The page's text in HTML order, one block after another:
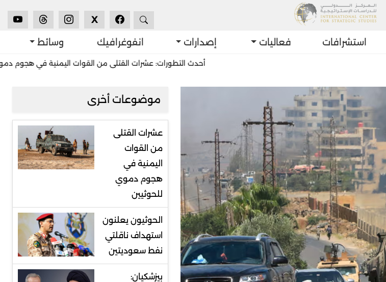
X
استشرافات فعاليات إصدارات انفوغرافيك وسائط
أحدث التطورات: عشرات القتلى من القوات اليمنية في هجوم دموي للحوثيين
موضوعات أخرى
عشرات القتلى
من القوات
اليمنية في
هجوم دموي
للحوثيين
الحوثيون يعلنون
استهداف ناقلتي
نفط سعوديتين
بيزشكيان: